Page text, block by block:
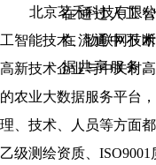
在通过人工
在流通中不
据共享服务
北京茗禾科技有限
工智能技术、物联网技
高新技术企业与中关村
的农业大数据服务平台
理、技术、人员等方面
乙级测绘资质、